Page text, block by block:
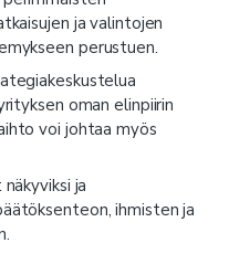
ja valintojen
perustuen.
oman elinpiirin
voi johtaa myös
ja
ihmisten ja